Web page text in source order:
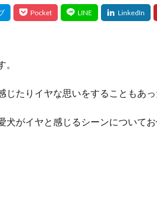
じたりイヤな思いをすることもあ
犬がイヤと感じるシーンについて